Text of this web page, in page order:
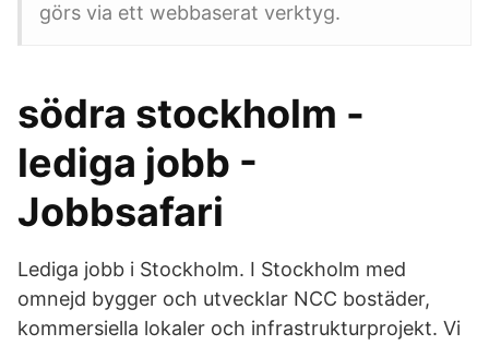
görs via ett webbaserat verktyg.
södra stockholm -
lediga jobb -
Jobbsafari
Lediga jobb i Stockholm. I Stockholm med
omnejd bygger och utvecklar NCC bostäder,
kommersiella lokaler och infrastrukturprojekt. Vi